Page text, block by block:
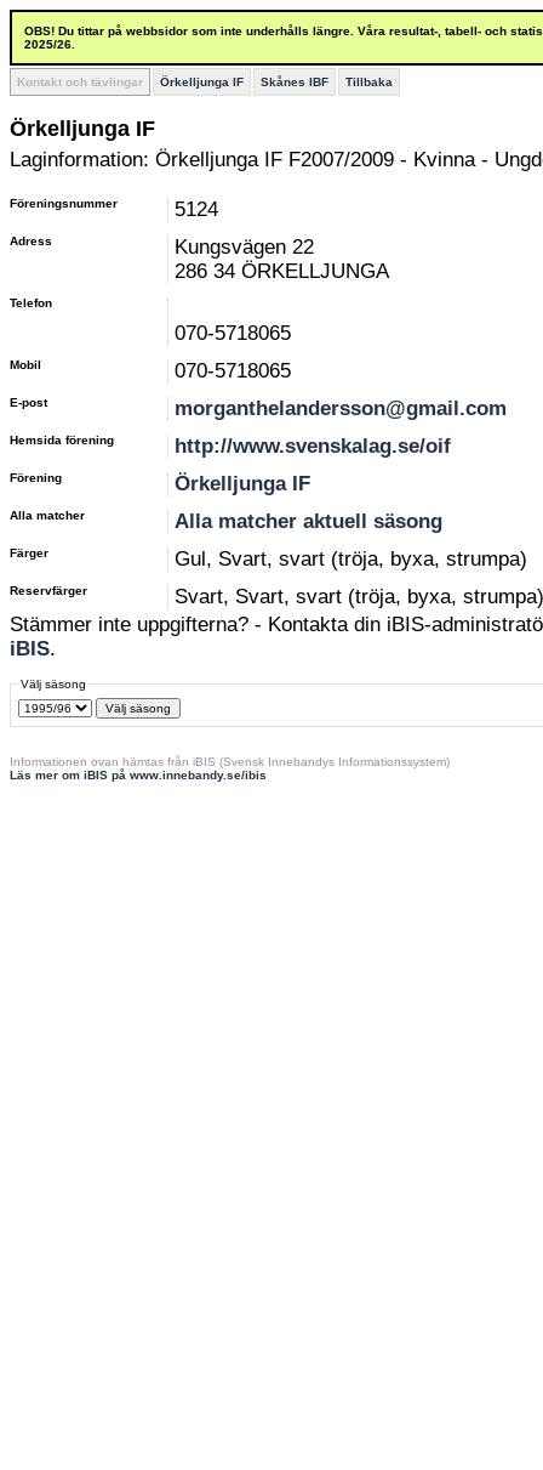
OBS! Du tittar på webbsidor som inte underhålls längre. Våra resultat-, tabell- och
2025/26.
Kontakt och tävlingar Örkelljunga IF Skånes IBF Tillbaka
Örkelljunga IF
Laginformation: Örkelljunga IF F2007/2009 - Kvinna -
Föreningsnummer 5124
Adress
Kungsvägen 22
286 34 ÖRKELLJUNGA
Telefon
070-5718065
Mobil 070-5718065
E-post morganthelandersson@gmail.com
Hemsida förening http://www.svenskalag.se/oif
Förening Örkelljunga IF
Alla matcher Alla matcher aktuell säsong
Färger Gul, Svart, svart (tröja, byxa, strumpa)
Reservfärger
Svart, Svart, svart (tröja, byxa, strumpa)
Stämmer inte uppgifterna? - Kontakta din iBIS-
iBIS.
Välj säsong
Informationen ovan hämtas från iBIS (Svensk Innebandys Informationssystem)
Läs mer om iBIS på www.innebandy.se/ibis